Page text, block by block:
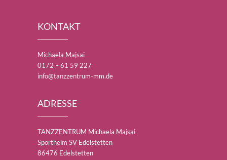
KONTAKT
Michaela Majsai
0172 – 61 59 227
info@tanzzentrum-mm.de
ADRESSE
TANZZENTRUM Michaela Majsai
Sportheim SV Edelstetten
86476 Edelstetten